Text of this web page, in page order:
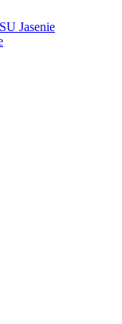
Jasenie